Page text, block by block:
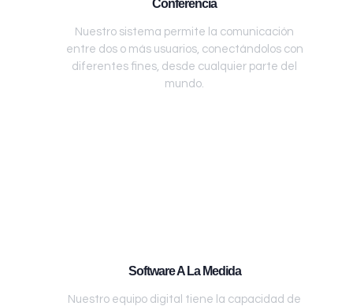
Conferencia
Nuestro sistema permite la comunicación
entre dos o más usuarios, conectándolos con
diferentes fines, desde cualquier parte del
mundo.
Software A La Medida
Nuestro equipo digital tiene la capacidad de